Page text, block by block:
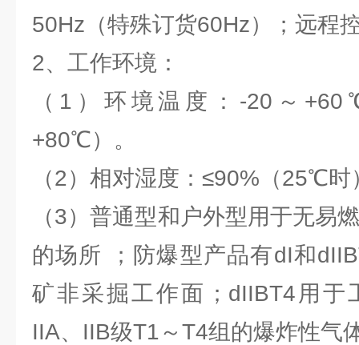
50Hz（特殊订货60Hz）；远程
2、工作环境：
（1）环境温度：-20～
+80℃）。
（2）相对湿度：≤90%（25℃时
（3）普通型和户外型用于无易
的场所 ；防爆型产品有dI和
矿非采掘工作面；dIIBT4用于
IIA、IIB级T1～T4组的爆炸性气